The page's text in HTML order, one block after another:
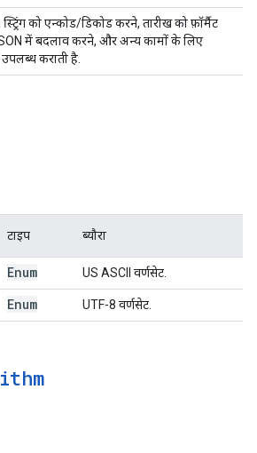
को एन्कोड/डिकोड करने, तारीख को फ़ॉर्मैट
में बदलाव करने, और अन्य कामों के लिए
कराती है.
टाइप ब्यौरा
Enum US ASCII वर्णसेट.
Enum UTF-8 वर्णसेट.